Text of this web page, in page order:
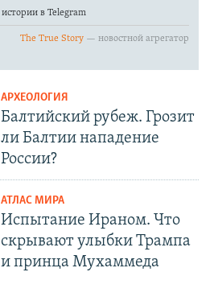
АРХЕОЛОГИЯ
Балтийский рубеж. Грозит
ли Балтии нападение
России?
АТЛАС МИРА
Испытание Ираном. Что
скрывают улыбки Трампа
и принца Мухаммеда